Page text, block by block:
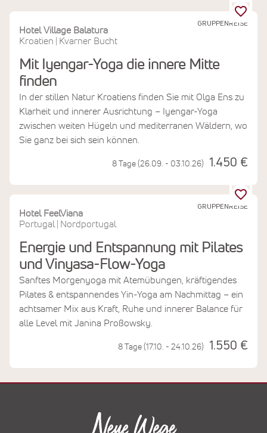
GRUPPENREISE
Hotel Village Balatura
Kroatien
Kvarner Bucht
Mit Iyengar-Yoga die innere Mitte
finden
In der stillen Natur Kroatiens finden Sie mit Olga Ens zu
Klarheit und innerer Ausrichtung – Iyengar-Yoga
zwischen weiten Hügeln und mediterranen Wäldern, wo
Sie ganz bei sich sein können.
8 Tage (26.09. - 03.10.26) 1.450 €
GRUPPENREISE
Hotel FeelViana
Portugal| Nordportugal
Energie und Entspannung mit Pilates
und Vinyasa-Flow-Yoga
Sanftes Morgenyoga mit Atemübungen, kräftigendes
Pilates & entspannendes Yin-Yoga am Nachmittag – ein
achtsamer Mix aus Kraft, Ruhe und innerer Balance für
alle Level mit Janina Proßowsky.
8 Tage (17.10. - 24.10.26) 1.550 €